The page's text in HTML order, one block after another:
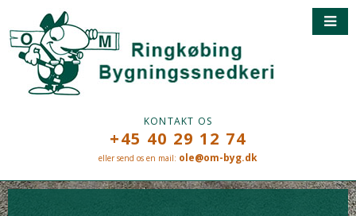
KONTAKT OS
+45 40 29 12 74
eller send os en mail: ole@om-byg.dk